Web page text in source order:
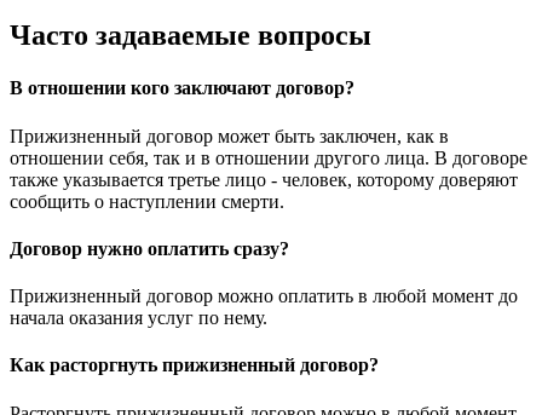
Часто задаваемые вопросы
В отношении кого заключают договор?
Прижизненный договор может быть заключен, как в
отношении себя, так и в отношении другого лица. В договоре
также указывается третье лицо - человек, которому доверяют
сообщить о наступлении смерти.
Договор нужно оплатить сразу?
Прижизненный договор можно оплатить в любой момент до
начала оказания услуг по нему.
Как расторгнуть прижизненный договор?